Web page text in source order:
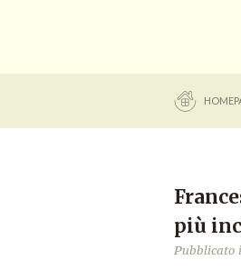
più
Pubblicato